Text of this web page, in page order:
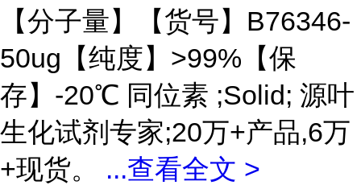
【分子量】【货号】B76346-
50ug【纯度】>99%【保
存】-20℃ 同位素 ;Solid; 源叶
生化试剂专家;20万+产品,6万
+现货。 ...查看全文 >